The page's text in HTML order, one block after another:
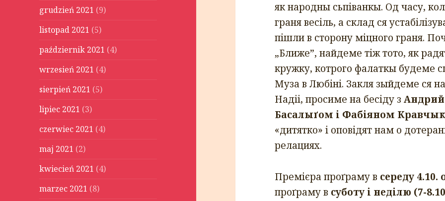
grudzień 2021 (9)
listopad 2021 (5)
październik 2021 (4)
wrzesień 2021 (4)
sierpień 2021 (5)
lipiec 2021 (3)
czerwiec 2021 (4)
maj 2021 (2)
kwiecień 2021 (4)
marzec 2021 (8)
як народны сьпіванкы. Од часу,
граня весіль, а склад ся
пішли в сторону міцного граня.
„Ближе”, найдеме тіж тото, як
кружку, котрого фалаткы будеме
Муза в Любіні. Закля зыйдеме ся
Надіі, просиме на бесіду з
Басалыґом і Фабіяном
«дитятко» і оповідят нам о
релациях.
Премієра проґраму в середу 4.10.
проґраму в суботу і неділю (7-